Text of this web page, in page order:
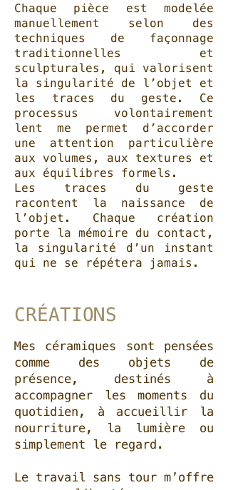
​Chaque pièce est modelée
manuellement selon des
techniques de façonnage
traditionnelles et
sculpturales, qui valorisent
la singularité de l’objet et
les traces du geste. Ce
processus volontairement
lent me permet d’accorder
une attention particulière
aux volumes, aux textures et
aux équilibres formels.
Les traces du geste
racontent la naissance de
l’objet. Chaque création
porte la mémoire du contact,
la singularité d’un instant
qui ne se répétera jamais.​
CRÉATIONS
Mes céramiques sont pensées
comme des objets de
présence, destinés à
accompagner les moments du
quotidien, à accueillir la
nourriture, la lumière ou
simplement le regard.
Le travail sans tour m’offre